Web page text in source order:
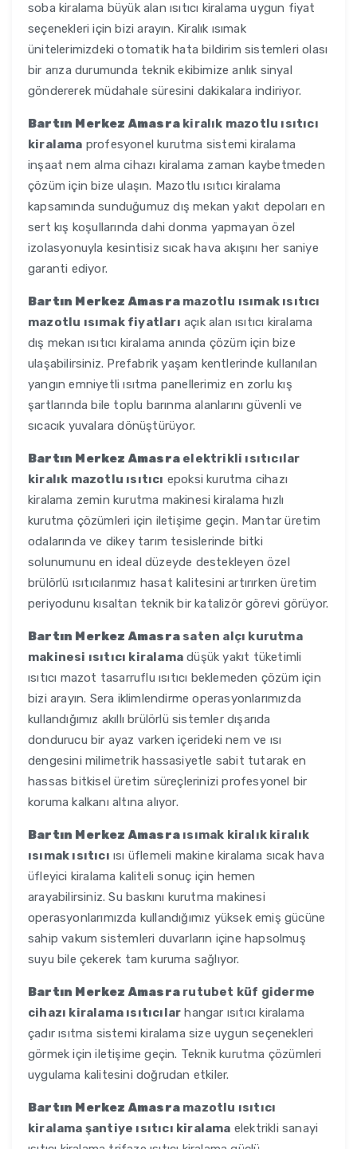
soba kiralama büyük alan ısıtıcı kiralama uygun fiyat
seçenekleri için bizi arayın. Kiralık ısımak
ünitelerimizdeki otomatik hata bildirim sistemleri olası
bir arıza durumunda teknik ekibimize anlık sinyal
göndererek müdahale süresini dakikalara indiriyor.
Bartın Merkez Amasra kiralık mazotlu ısıtıcı
kiralama profesyonel kurutma sistemi kiralama
inşaat nem alma cihazı kiralama zaman kaybetmeden
çözüm için bize ulaşın. Mazotlu ısıtıcı kiralama
kapsamında sunduğumuz dış mekan yakıt depoları en
sert kış koşullarında dahi donma yapmayan özel
izolasyonuyla kesintisiz sıcak hava akışını her saniye
garanti ediyor.
Bartın Merkez Amasra mazotlu ısımak ısıtıcı
mazotlu ısımak fiyatları açık alan ısıtıcı kiralama
dış mekan ısıtıcı kiralama anında çözüm için bize
ulaşabilirsiniz. Prefabrik yaşam kentlerinde kullanılan
yangın emniyetli ısıtma panellerimiz en zorlu kış
şartlarında bile toplu barınma alanlarını güvenli ve
sıcacık yuvalara dönüştürüyor.
Bartın Merkez Amasra elektrikli ısıtıcılar
kiralık mazotlu ısıtıcı epoksi kurutma cihazı
kiralama zemin kurutma makinesi kiralama hızlı
kurutma çözümleri için iletişime geçin. Mantar üretim
odalarında ve dikey tarım tesislerinde bitki
solunumunu en ideal düzeyde destekleyen özel
brülörlü ısıtıcılarımız hasat kalitesini artırırken üretim
periyodunu kısaltan teknik bir katalizör görevi görüyor.
Bartın Merkez Amasra saten alçı kurutma
makinesi ısıtıcı kiralama düşük yakıt tüketimli
ısıtıcı mazot tasarruflu ısıtıcı beklemeden çözüm için
bizi arayın. Sera iklimlendirme operasyonlarımızda
kullandığımız akıllı brülörlü sistemler dışarıda
dondurucu bir ayaz varken içerideki nem ve ısı
dengesini milimetrik hassasiyetle sabit tutarak en
hassas bitkisel üretim süreçlerinizi profesyonel bir
koruma kalkanı altına alıyor.
Bartın Merkez Amasra ısımak kiralık kiralık
ısımak ısıtıcı ısı üflemeli makine kiralama sıcak hava
üfleyici kiralama kaliteli sonuç için hemen
arayabilirsiniz. Su baskını kurutma makinesi
operasyonlarımızda kullandığımız yüksek emiş gücüne
sahip vakum sistemleri duvarların içine hapsolmuş
suyu bile çekerek tam kuruma sağlıyor.
Bartın Merkez Amasra rutubet küf giderme
cihazı kiralama ısıtıcılar hangar ısıtıcı kiralama
çadır ısıtma sistemi kiralama size uygun seçenekleri
görmek için iletişime geçin. Teknik kurutma çözümleri
uygulama kalitesini doğrudan etkiler.
Bartın Merkez Amasra mazotlu ısıtıcı
kiralama şantiye ısıtıcı kiralama elektrikli sanayi